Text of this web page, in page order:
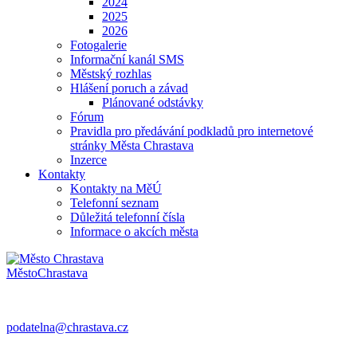
2025
2026
Fotogalerie
Informační kanál SMS
Městský rozhlas
Hlášení poruch a závad
Plánované odstávky
Fórum
Pravidla pro předávání podkladů pro internetové
stránky Města Chrastava
Inzerce
Kontakty
Kontakty na MěÚ
Telefonní seznam
Důležitá telefonní čísla
Informace o akcích města
MěstoChrastava
podatelna@chrastava.cz